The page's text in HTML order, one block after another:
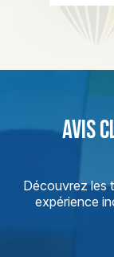
AVIS
Découvrez les
expérience